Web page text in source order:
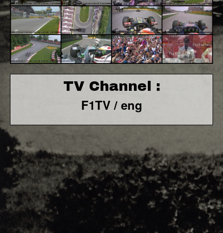
TV Channel :
F1TV / eng